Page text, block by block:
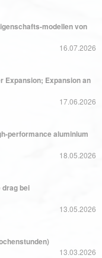
modellen von
16.07.2026
Expansion; Expansion an
17.06.2026
performance aluminium
18.05.2026
bei
13.05.2026
13.03.2026